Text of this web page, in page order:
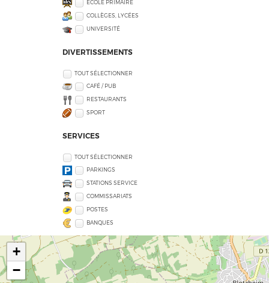
ECOLE PRIMAIRE
COLLÈGES, LYCÉES
UNIVERSITÉ
DIVERTISSEMENTS
TOUT SÉLECTIONNER
CAFÉ / PUB
RESTAURANTS
SPORT
SERVICES
TOUT SÉLECTIONNER
PARKINGS
STATIONS SERVICE
COMMISSARIATS
POSTES
BANQUES
+
−